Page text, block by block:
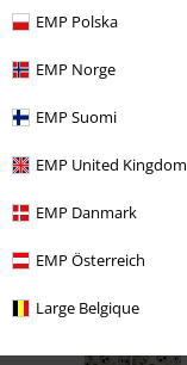
EMP Polska
EMP Norge
EMP Suomi
EMP United Kingdom
EMP Danmark
EMP Österreich
Large Belgique